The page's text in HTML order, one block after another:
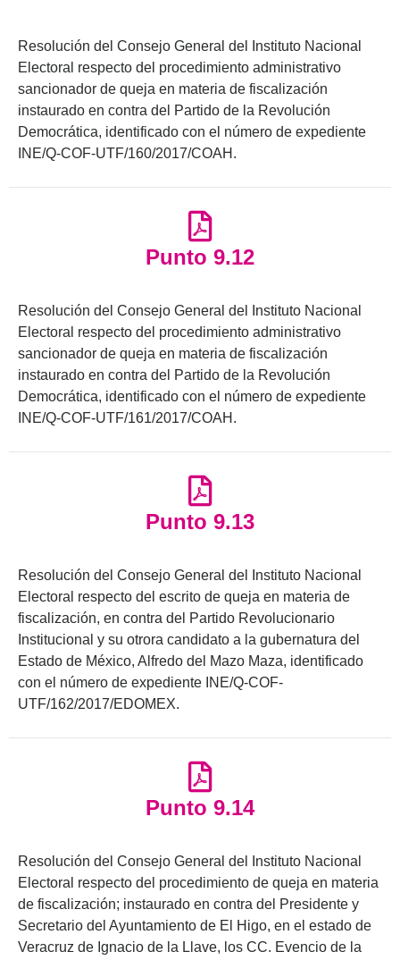
Resolución del Consejo General del Instituto Nacional
Electoral respecto del procedimiento administrativo
sancionador de queja en materia de fiscalización
instaurado en contra del Partido de la Revolución
Democrática, identificado con el número de expediente
INE/Q-COF-UTF/160/2017/COAH.
Punto 9.12
Resolución del Consejo General del Instituto Nacional
Electoral respecto del procedimiento administrativo
sancionador de queja en materia de fiscalización
instaurado en contra del Partido de la Revolución
Democrática, identificado con el número de expediente
INE/Q-COF-UTF/161/2017/COAH.
Punto 9.13
Resolución del Consejo General del Instituto Nacional
Electoral respecto del escrito de queja en materia de
fiscalización, en contra del Partido Revolucionario
Institucional y su otrora candidato a la gubernatura del
Estado de México, Alfredo del Mazo Maza, identificado
con el número de expediente INE/Q-COF-
UTF/162/2017/EDOMEX.
Punto 9.14
Resolución del Consejo General del Instituto Nacional
Electoral respecto del procedimiento de queja en materia
de fiscalización; instaurado en contra del Presidente y
Secretario del Ayuntamiento de El Higo, en el estado de
Veracruz de Ignacio de la Llave, los CC. Evencio de la